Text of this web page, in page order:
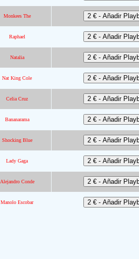
Monkees The
Raphael
Natalia
Nat King Cole
Celia Cruz
Bananarama
Shocking Blue
Lady Gaga
Alejandro Conde
Manolo Escobar